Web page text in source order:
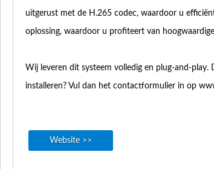
uitgerust met de H.265 codec, waardoor u
oplossing, waardoor u profiteert van
Wij leveren dit systeem volledig en plug-and-
installeren? Vul dan het contactformulier in op
Website >>